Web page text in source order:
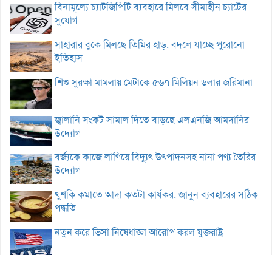
বিনামূল্যে চ্যাটজিপিটি ব্যবহারে মিলবে সীমাহীন চ্যাটের
সুযোগ
সাহারার বুকে মিলছে তিমির হাড়, বদলে যাচ্ছে পুরোনো
ইতিহাস
শিশু সুরক্ষা মামলায় মেটাকে ৫৬৭ মিলিয়ন ডলার জরিমানা
জ্বালানি সংকট সামাল দিতে বাড়ছে এলএনজি আমদানির
উদ্যোগ
বর্জ্যকে কাজে লাগিয়ে বিদ্যুৎ উৎপাদনসহ নানা পণ্য তৈরির
উদ্যোগ
খুশকি কমাতে আদা কতটা কার্যকর, জানুন ব্যবহারের সঠিক
পদ্ধতি
নতুন করে ভিসা নিষেধাজ্ঞা আরোপ করল যুক্তরাষ্ট্র